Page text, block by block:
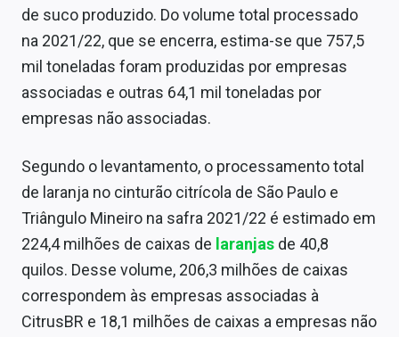
de suco produzido. Do volume total processado
na 2021/22, que se encerra, estima-se que 757,5
mil toneladas foram produzidas por empresas
associadas e outras 64,1 mil toneladas por
empresas não associadas.
Segundo o levantamento, o processamento total
de laranja no cinturão citrícola de São Paulo e
Triângulo Mineiro na safra 2021/22 é estimado em
224,4 milhões de caixas de laranjas de 40,8
quilos. Desse volume, 206,3 milhões de caixas
correspondem às empresas associadas à
CitrusBR e 18,1 milhões de caixas a empresas não